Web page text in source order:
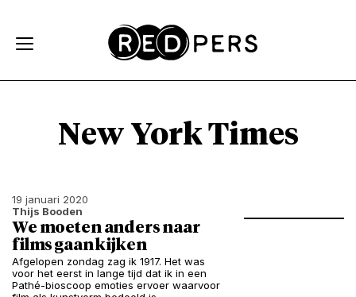
New York Times
19 januari 2020
Thijs Booden
We moeten anders naar
films gaan kijken
Afgelopen zondag zag ik 1917. Het was
voor het eerst in lange tijd dat ik in een
Pathé-bioscoop emoties ervoer waarvoor